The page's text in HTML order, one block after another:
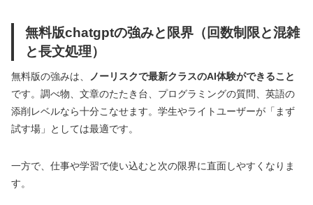
無料版chatgptの強みと限界（回数制限と混雑
と長文処理）
無料版の強みは、
ノーリスクで最新クラスのAI体験ができること
です。調べ物、文章のたたき台、プログラミングの質問、英語の
添削レベルなら十分こなせます。学生やライトユーザーが「まず
試す場」としては最適です。
一方で、仕事や学習で使い込むと次の限界に直面しやすくなりま
す。